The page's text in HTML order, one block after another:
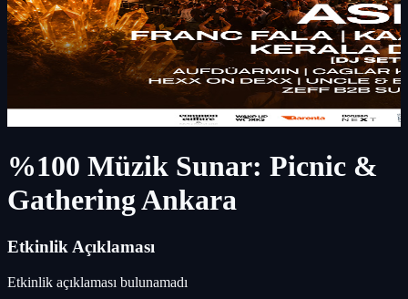
%100 Müzik Sunar: Picnic &
Gathering Ankara
Etkinlik Açıklaması
Etkinlik açıklaması bulunamadı